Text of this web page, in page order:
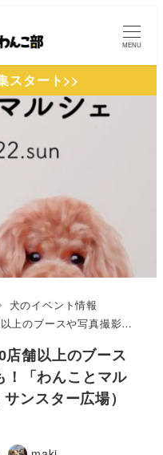
MENU
スタート>>
犬のイベント情報
とマルシェ4th」（安満遺跡公園 サンスター広場）5/22開催
店舗以上のブース
！「わんことマル
ンスター広場）